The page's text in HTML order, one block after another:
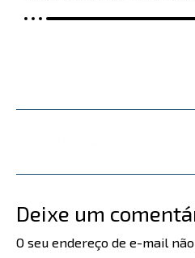
Deixe um
O seu endereço de e-mail